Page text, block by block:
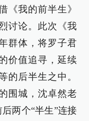
《我的前半生》
讨论。此次《我
群体，将罗子君
价值追寻，延续
的后半生之中。
围城，沈卓然老
两个“半生”连接